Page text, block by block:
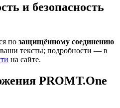
и безопасность
по защищённому соединению
тексты; подробности — в
на сайте.
PROMT.One